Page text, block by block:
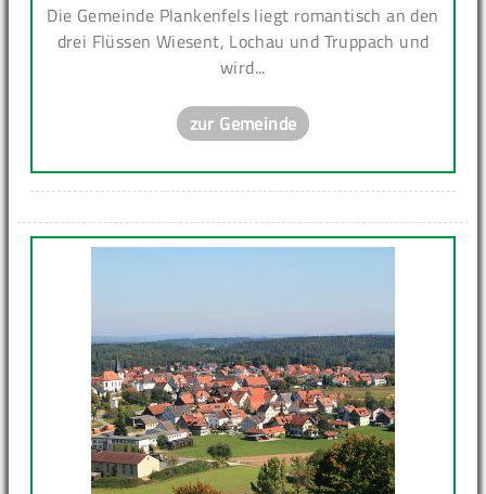
Die Gemeinde Plankenfels liegt romantisch an den
drei Flüssen Wiesent, Lochau und Truppach und
wird...
zur Gemeinde